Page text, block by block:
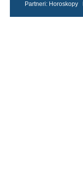
Partneri: Horoskopy